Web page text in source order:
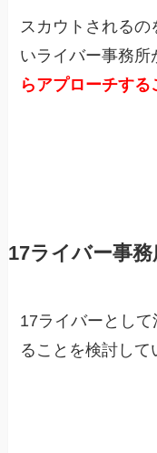
スカウトされるの
いライバー事務所
らアプローチする
17ライバー事
17ライバーとし
ることを検討して